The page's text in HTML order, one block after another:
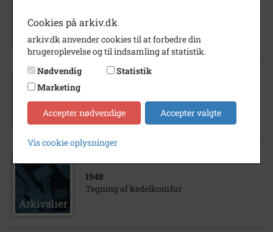
Søndergård Gydevej 1 Sierslev
Esagervej 5, Magleby
1948
Tegning af kedelkomfur
Cookies på arkiv.dk
arkiv.dk anvender cookies til at forbedre din
brugeroplevelse og til indsamling af statistik.
Nødvendig
Statistik
Marketing
Accepter nødvendige Accepter valgte
Vis cookie oplysninger